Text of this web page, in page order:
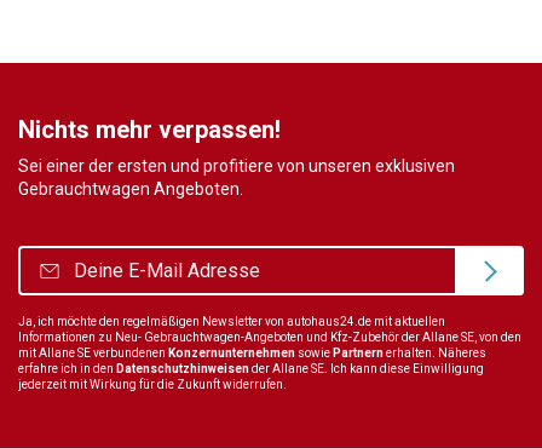
Nichts mehr verpassen!
Sei einer der ersten und profitiere von unseren exklusiven
Gebrauchtwagen Angeboten.
Ja, ich möchte den regelmäßigen Newsletter von autohaus24.de mit aktuellen
Informationen zu Neu- Gebrauchtwagen-Angeboten und Kfz-Zubehör der Allane SE, von den
mit Allane SE verbundenen Konzernunternehmen sowie Partnernerhalten. Näheres
erfahre ich in den Datenschutzhinweisender Allane SE. Ich kann diese Einwilligung
jederzeit mit Wirkung für die Zukunft widerrufen.